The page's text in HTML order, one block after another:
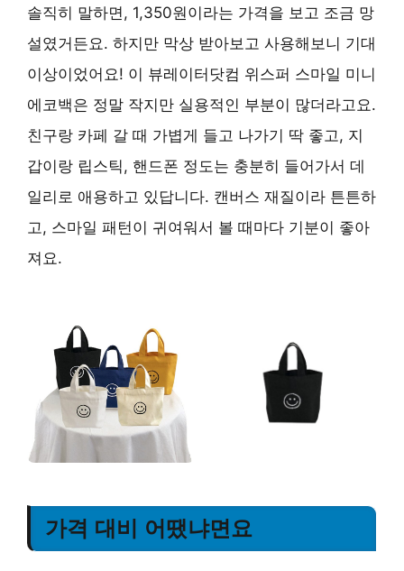
솔직히 말하면, 1,350원이라는 가격을 보고 조금 망
설였거든요. 하지만 막상 받아보고 사용해보니 기대
이상이었어요! 이 뷰레이터닷컴 위스퍼 스마일 미니
에코백은 정말 작지만 실용적인 부분이 많더라고요.
친구랑 카페 갈 때 가볍게 들고 나가기 딱 좋고, 지
갑이랑 립스틱, 핸드폰 정도는 충분히 들어가서 데
일리로 애용하고 있답니다. 캔버스 재질이라 튼튼하
고, 스마일 패턴이 귀여워서 볼 때마다 기분이 좋아
져요.
가격 대비 어땠냐면요